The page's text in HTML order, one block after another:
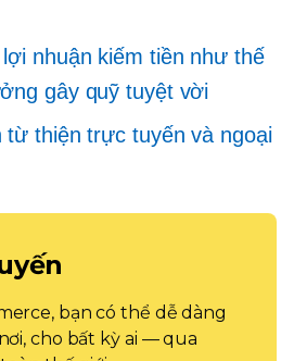
nhuận kiếm tiền như thế
gây quỹ tuyệt vời
từ thiện trực tuyến và ngoại
bạn có thể dễ dàng
cho bất kỳ ai — qua